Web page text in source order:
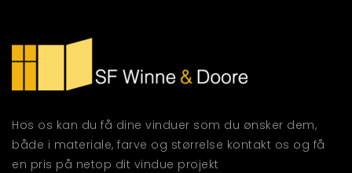
Hos os kan du få dine vinduer som du ønsker dem,
både i materiale, farve og størrelse kontakt os og få
en pris på netop dit vindue projekt